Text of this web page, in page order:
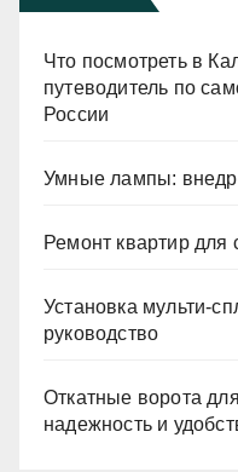
Что посмотреть в
путеводитель по
России
Умные лампы:
Ремонт квартир для
Установка мульти-
руководство
Откатные ворота
надежность и